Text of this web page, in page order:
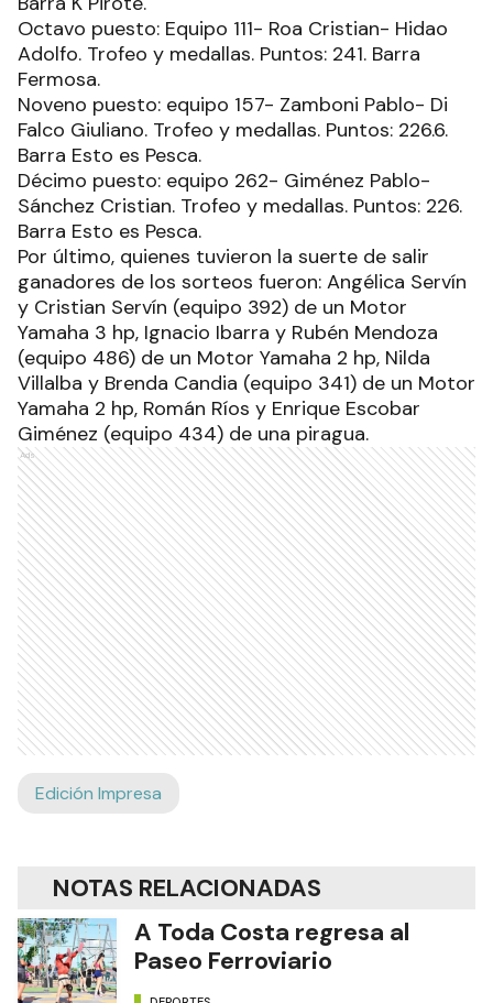
El listado de formaciones que lograron
reconocimientos se conforma de la siguiente
manera:
Cuarto puesto: Equipo 151- Cabral Javier y
Marker Marcelo. Reel de pesca, trofeo y medallas.
Puntos: 350.5. Barra Esto es Pesca.
Quinto puesto: Equipo 003- Fernández Marcos-
Pilotto Sergio. Trofeo y medallas. Puntos: 287.5.
Barra Fermosa.
Sexto puesto: Equipo 248- Arévalo Ariel-
Santillán Raúl. Trofeo y medallas. Puntos: 276.8.
Amigos del Caballo Ligero.
Séptimo puesto: Equipo 143- López Matías-
Espínola Rolando. Trofeo y medallas. Puntos: 276.
Barra K Pirote.
Octavo puesto: Equipo 111- Roa Cristian- Hidao
Adolfo. Trofeo y medallas. Puntos: 241. Barra
Fermosa.
Noveno puesto: equipo 157- Zamboni Pablo- Di
Falco Giuliano. Trofeo y medallas. Puntos: 226.6.
Barra Esto es Pesca.
Décimo puesto: equipo 262- Giménez Pablo-
Sánchez Cristian. Trofeo y medallas. Puntos: 226.
Barra Esto es Pesca.
Por último, quienes tuvieron la suerte de salir
ganadores de los sorteos fueron: Angélica Servín
y Cristian Servín (equipo 392) de un Motor
Yamaha 3 hp, Ignacio Ibarra y Rubén Mendoza
(equipo 486) de un Motor Yamaha 2 hp, Nilda
Villalba y Brenda Candia (equipo 341) de un Motor
Giménez (equipo 434) de una piragua.